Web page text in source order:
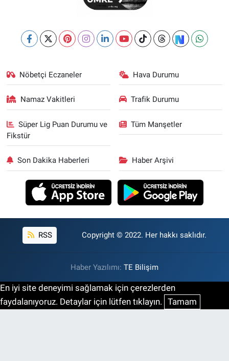
Nöbetçi Eczaneler Hava Durumu
Namaz Vakitleri Trafik Durumu
Süper Lig Puan Durumu ve
Fikstür
Tüm Manşetler
Son Dakika Haberleri Haber Arşivi
RSS Copyright © 2022. Her hakkı saklıdır.
Haber Yazılımı: TE Bilişim
En iyi site deneyimi sağlamak için çerezlerden
faydalanıyoruz. Detaylar için lütfen tıklayın. Tamam